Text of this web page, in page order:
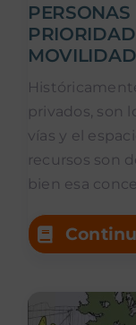
MOVILIDAD
privados, son
vías y el
recursos son
bien esa